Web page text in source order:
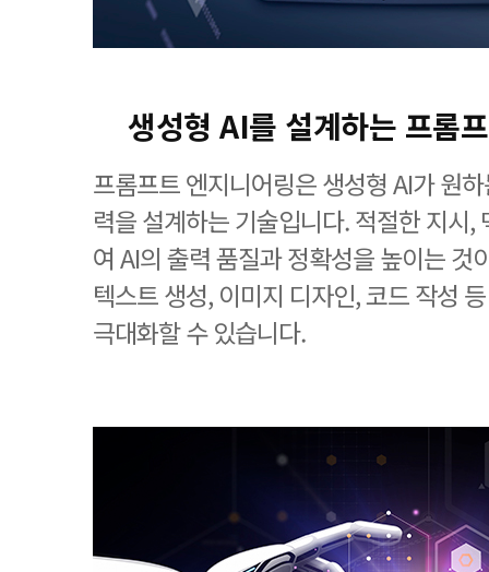
생성형 AI를 설계하는 프롬
프롬프트 엔지니어링은 생성형 AI가 원
력을 설계하는 기술입니다. 적절한 지시,
여 AI의 출력 품질과 정확성을 높이는 것
텍스트 생성, 이미지 디자인, 코드 작성
극대화할 수 있습니다.